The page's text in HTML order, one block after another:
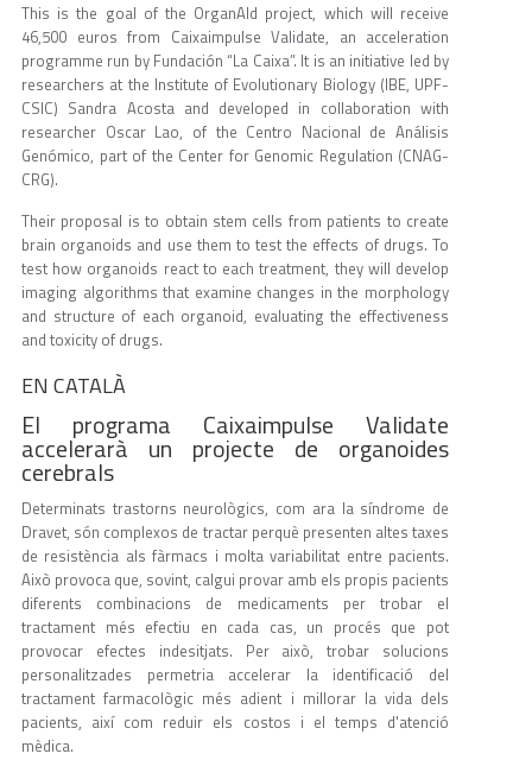
This is the goal of the OrganAId project, which will receive
46,500 euros from Caixaimpulse Validate, an acceleration
programme run by Fundación “La Caixa”. It is an initiative led by
researchers at the Institute of Evolutionary Biology (IBE, UPF-
CSIC) Sandra Acosta and developed in collaboration with
researcher Oscar Lao, of the Centro Nacional de Análisis
Genómico, part of the Center for Genomic Regulation (CNAG-
CRG).
Their proposal is to obtain stem cells from patients to create
brain organoids and use them to test the effects of drugs. To
test how organoids react to each treatment, they will develop
imaging algorithms that examine changes in the morphology
and structure of each organoid, evaluating the effectiveness
and toxicity of drugs.
EN CATALÀ
El programa Caixaimpulse Validate
accelerarà un projecte de organoides
cerebrals
Determinats trastorns neurològics, com ara la síndrome de
Dravet, són complexos de tractar perquè presenten altes taxes
de resistència als fàrmacs i molta variabilitat entre pacients.
Això provoca que, sovint, calgui provar amb els propis pacients
diferents combinacions de medicaments per trobar el
tractament més efectiu en cada cas, un procés que pot
provocar efectes indesitjats. Per això, trobar solucions
personalitzades permetria accelerar la identificació del
tractament farmacològic més adient i millorar la vida dels
pacients, així com reduir els costos i el temps d'atenció
mèdica.